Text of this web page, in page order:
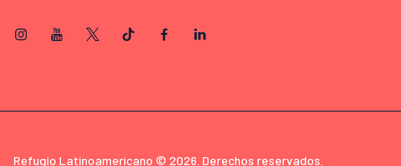
Refugio Latinoamericano © 2026. Derechos reservados.